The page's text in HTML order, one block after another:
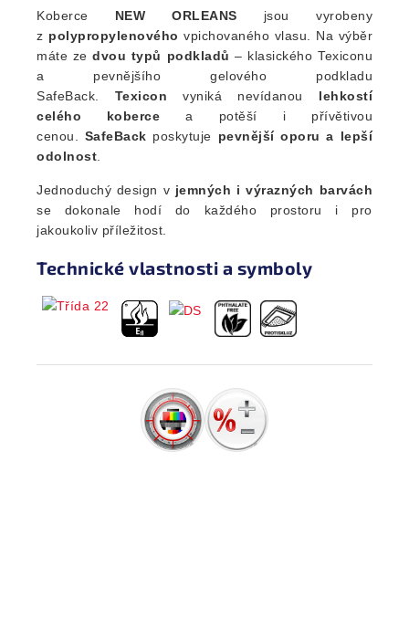
Koberce NEW ORLEANS jsou vyrobeny
z polypropylenového vpichovaného vlasu. Na výběr
máte zedvou typů podkladů – klasického Texiconu
a pevnějšího gelového podkladu
SafeBack. Texicon vyniká nevídanou lehkostí
celého koberce a potěší i přívětivou
cenou. SafeBack poskytuje pevnější oporu a lepší
odolnost.
Jednoduchý design v jemných i výrazných barvách
se dokonale hodí do každého prostoru i pro
jakoukoliv příležitost.
Technické vlastnosti a symboly